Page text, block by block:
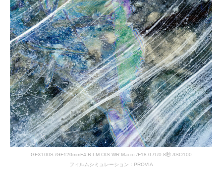
GFX100S /GF120mmF4 R LM OIS WR Macro /F18.0 /1/0.8秒 /ISO100
フィルムシミュレーション：PROVIA